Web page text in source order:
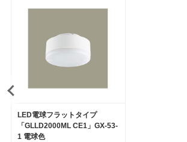
LED電球フラットタイプ
「GLLD2000ML CE1」GX-53-
1 電球色